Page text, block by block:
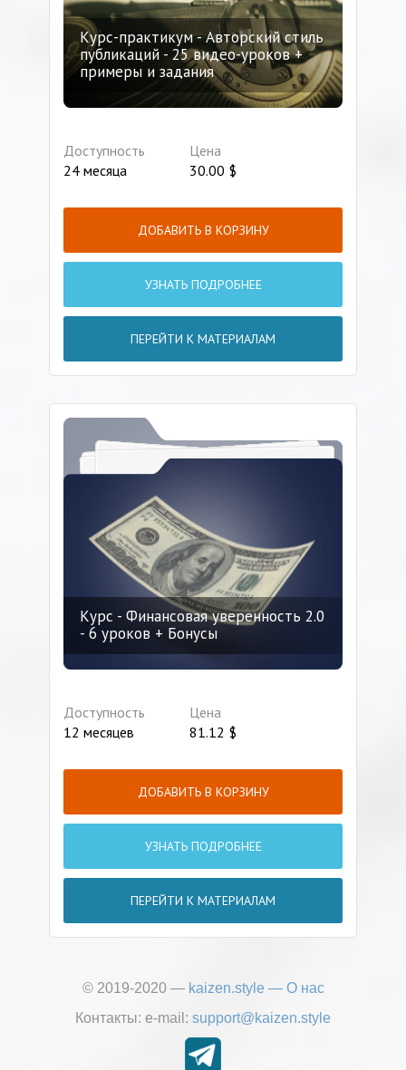
Курс-практикум - Авторский стиль
публикаций - 25 видео-уроков +
примеры и задания
Доступность
24 месяца
Цена
30.00 $
ДОБАВИТЬ В КОРЗИНУ
УЗНАТЬ ПОДРОБНЕЕ
ПЕРЕЙТИ К МАТЕРИАЛАМ
Курс - Финансовая уверенность 2.0
- 6 уроков + Бонусы
Доступность
12 месяцев
Цена
81.12 $
ДОБАВИТЬ В КОРЗИНУ
УЗНАТЬ ПОДРОБНЕЕ
ПЕРЕЙТИ К МАТЕРИАЛАМ
© 2019-2020 — kaizen.style — О нас
Контакты: е-mail: support@kaizen.style